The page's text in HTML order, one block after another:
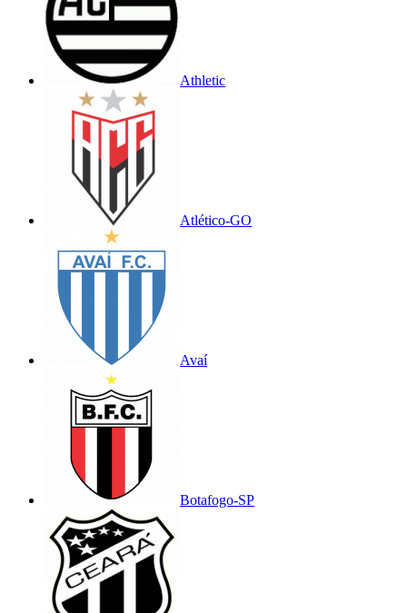
Athletic
Atlético-GO
Avaí
Botafogo-SP